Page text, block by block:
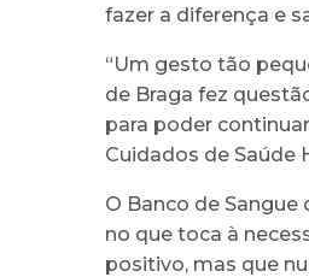
fazer a diferença e
“Um gesto tão
de Braga fez
para poder
Cuidados de Saúde
O Banco de
no que toca à
positivo, mas que